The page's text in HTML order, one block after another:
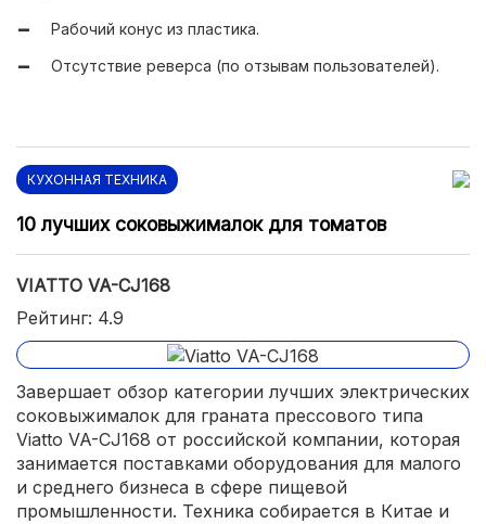
Рабочий конус из пластика.
Отсутствие реверса (по отзывам пользователей).
КУХОННАЯ ТЕХНИКА
10 лучших соковыжималок для томатов
VIATTO VA-CJ168
Рейтинг: 4.9
Завершает обзор категории лучших электрических
соковыжималок для граната прессового типа
Viatto VA-CJ168 от российской компании, которая
занимается поставками оборудования для малого
и среднего бизнеса в сфере пищевой
промышленности. Техника собирается в Китае и